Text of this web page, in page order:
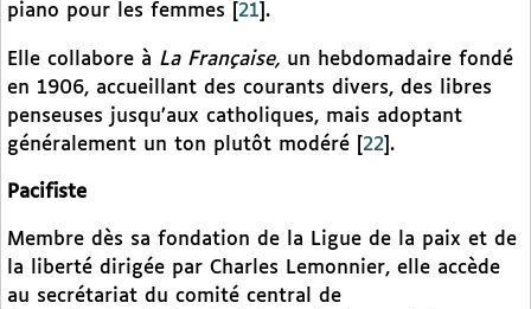
piano pour les femmes
21 .
Elle collabore à La Française, un hebdomadaire fondé
en 1906, accueillant des courants divers, des libres
penseuses jusqu’aux catholiques, mais adoptant
généralement un ton plutôt modéré
22 .
Pacifiste
Membre dès sa fondation de la Ligue de la paix et de
la liberté dirigée par Charles Lemonnier, elle accède
au secrétariat du comité central de